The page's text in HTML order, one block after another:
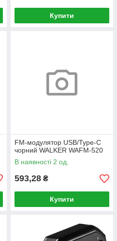
Купити
FM-модулятор USB/Type-C
чорний WALKER WAFM-520
В наявності 2 од.
593,28 ₴
Купити